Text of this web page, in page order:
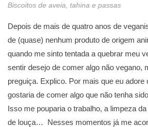
Biscoitos de aveia, tahina e passas
Depois de mais de quatro anos de
de (quase) nenhum produto de origem
quando me sinto tentada a quebrar meu
sentir desejo de comer algo não vegano,
preguiça. Explico. Por mais que eu adore
gostaria de comer algo que não tenha
Isso me pouparia o trabalho, a limpeza
de louça… Nesses momentos já me